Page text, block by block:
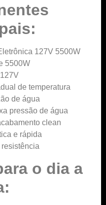
127V 5500W
5500W
de temperatura
de água
pressão de água
clean
e rápida
o dia a